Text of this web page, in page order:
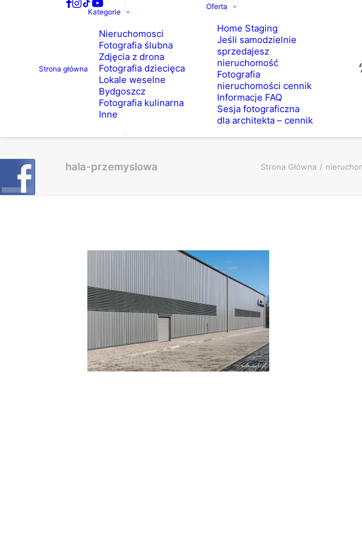
Strona główna
Kategorie
Nieruchomosci
Fotografia ślubna
Zdjęcia z drona
Fotografia dziecięca
Lokale weselne
Bydgoszcz
Fotografia kulinarna
Inne
Oferta
Home Staging
Jeśli samodzielnie
sprzedajesz
nieruchomość
Fotografia
nieruchomości cennik
Informacje FAQ
Sesja fotograficzna
dla architekta – cennik
hala-przemyslowa Strona Główna